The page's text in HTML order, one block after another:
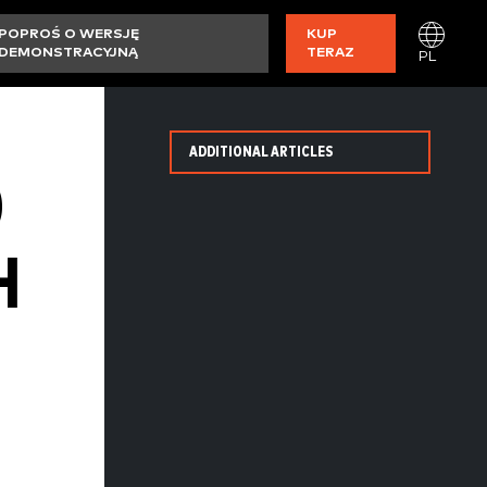
POPROŚ O WERSJĘ
DEMONSTRACYJNĄ
KUP
TERAZ
PL
ADDITIONAL ARTICLES